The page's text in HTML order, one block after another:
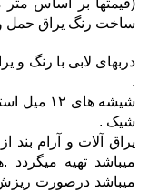
ساخت رنگ یراق حمل
دربهای لابی با رنگ و
.
شیشه
شیک .
یراق آلات و آرام بند
میباشد درصورت